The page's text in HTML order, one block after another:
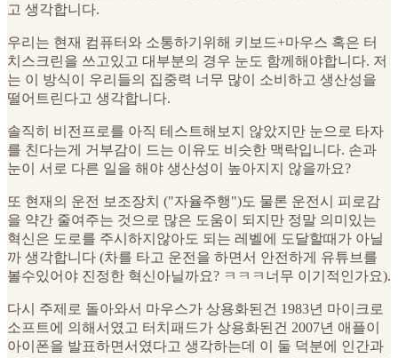
고 생각합니다.
우리는 현재 컴퓨터와 소통하기위해 키보드+마우스 혹은 터
치스크린을 쓰고있고 대부분의 경우 눈도 함께해야합니다. 저
는 이 방식이 우리들의 집중력 너무 많이 소비하고 생산성을
떨어트린다고 생각합니다.
솔직히 비전프로를 아직 테스트해보지 않았지만 눈으로 타자
를 친다는게 거부감이 드는 이유도 비슷한 맥락입니다. 손과
눈이 서로 다른 일을 해야 생산성이 높아지지 않을까요?
또 현재의 운전 보조장치 ("자율주행")도 물론 운전시 피로감
을 약간 줄여주는 것으로 많은 도움이 되지만 정말 의미있는
혁신은 도로를 주시하지않아도 되는 레벨에 도달할때가 아닐
까 생각합니다 (차를 타고 운전을 하면서 안전하게 유튜브를
볼수있어야 진정한 혁신아닐까요? ㅋㅋㅋ너무 이기적인가요).
다시 주제로 돌아와서 마우스가 상용화된건 1983년 마이크로
소프트에 의해서였고 터치패드가 상용화된건 2007년 애플이
아이폰을 발표하면서였다고 생각하는데 이 둘 덕분에 인간과